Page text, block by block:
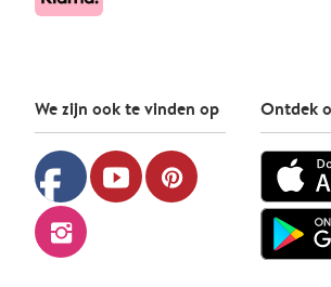
We zijn ook te vinden op
facebook youtube pinterest
instagram
Ontdek